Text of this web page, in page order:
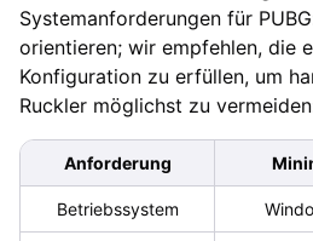
Systemanforderungen für
orientieren; wir empfehlen, die
Konfiguration zu erfüllen, um
Ruckler möglichst zu
Anforderung
Betriebssystem